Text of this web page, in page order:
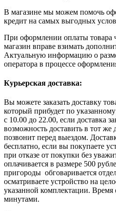
В магазине мы можем помочь
кредит на самых выгодных
При оформлении оплаты
магазин вправе взимать
Актуальную информацию о
оператора в процессе
Курьерская доставка:
Вы можете заказать доставку
который прибудет по
с 10.00 до 22.00, если доставка
возможность доставить в тот же
позвонит перед выездом.
бесплатно, если вы покупаете
при отказе от покупки без
оплачивается в размере 500
пригороды обговаривается
осматриваете устройство на
указанной комплектации. Время
минутами.